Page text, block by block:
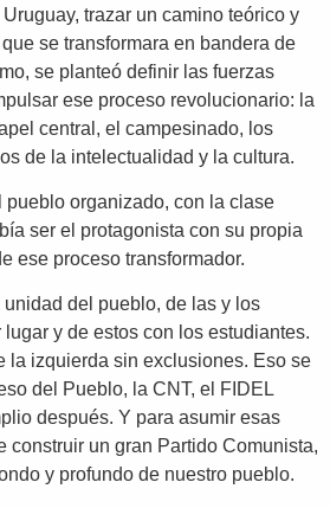
trazar un camino teórico y
se transformara en bandera de
se planteó definir las fuerzas
ese proceso revolucionario: la
central, el campesinado, los
de la intelectualidad y la cultura.
pueblo organizado, con la clase
ser el protagonista con su propia
ese proceso transformador.
del pueblo, de las y los
y de estos con los estudiantes.
la izquierda sin exclusiones. Eso se
del Pueblo, la CNT, el FIDEL
después. Y para asumir esas
construir un gran Partido Comunista,
y profundo de nuestro pueblo.